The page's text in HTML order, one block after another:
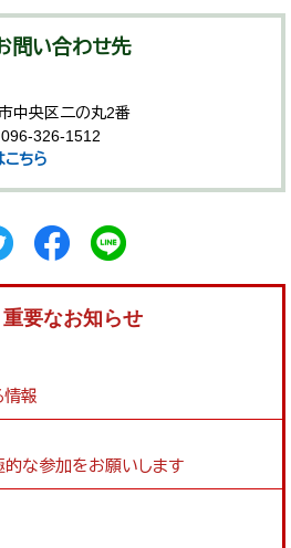
問い合わせ先
中央区二の丸2番
096-326-1512
ちら
要なお知らせ
情報
的な参加をお願いします